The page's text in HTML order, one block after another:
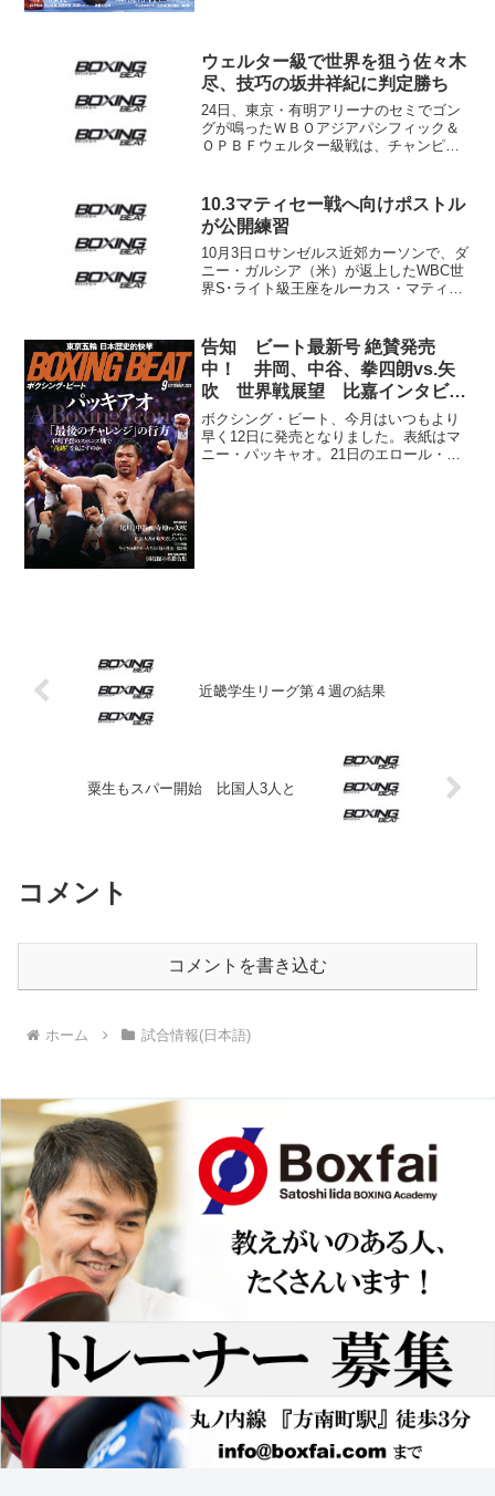
ウェルター級で世界を狙う佐々木
尽、技巧の坂井祥紀に判定勝ち
24日、東京・有明アリーナのセミでゴン
グが鳴ったＷＢＯアジアパシフィック＆
ＯＰＢＦウェルター級戦は、チャンピオ
防衛に成功した。佐々木㊧が坂井を制
す ４団体で上位にランクさ...
10.3マティセー戦へ向けポストル
が公開練習
10月3日ロサンゼルス近郊カーソンで、ダ
ニー・ガルシア（米）が返上したWBC世
界S･ライト級王座をルーカス・マティセ
本時間22日）、ワイルドカードジムでメ
ディアにト...
告知 ビート最新号 絶賛発売
中！ 井岡、中谷、拳四朗vs.矢
吹 世界戦展望 比嘉インタビュ
ーも
ボクシング・ビート、今月はいつもより
早く12日に発売となりました。表紙はマ
ニー・パッキャオ。21日のエロール・ス
近畿学生リーグ第４週の結果
粟生もスパー開始 比国人3人と
コメント
コメントを書き込む
ホーム 試合情報(日本語)